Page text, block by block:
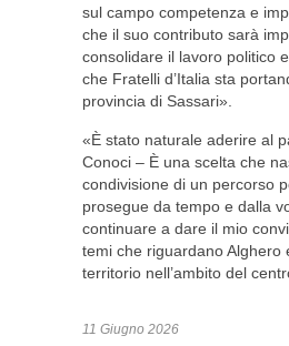
sul campo competenza e
che il suo contributo sarà
consolidare il lavoro politico
che Fratelli d’Italia sta
provincia di Sassari».
«È stato naturale aderire al
Conoci – È una scelta che
condivisione di un percorso
prosegue da tempo e dalla
continuare a dare il mio
temi che riguardano Alghero
territorio nell’ambito del
11 Giugno 2026